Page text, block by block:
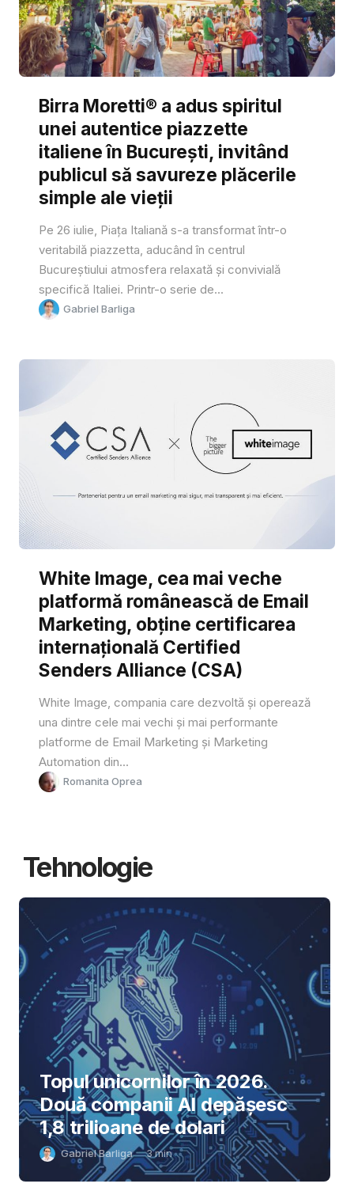
Birra Moretti® a adus spiritul
unei autentice piazzette
italiene în București, invitând
publicul să savureze plăcerile
simple ale vieții
Pe 26 iulie, Piața Italiană s-a transformat într-o
veritabilă piazzetta, aducând în centrul
Bucureștiului atmosfera relaxată și convivială
specifică Italiei. Printr-o serie de...
Gabriel Barliga
White Image, cea mai veche
platformă românească de Email
Marketing, obține certificarea
internațională Certified
Senders Alliance (CSA)
White Image, compania care dezvoltă și operează
una dintre cele mai vechi și mai performante
platforme de Email Marketing și Marketing
Automation din...
Romanita Oprea
Tehnologie
Topul unicornilor în 2026.
Două companii AI depășesc
1,8 trilioane de dolari
Gabriel Barliga 3min